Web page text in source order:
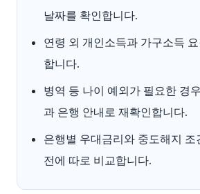
날짜를 확인합니다.
연령 외 개인소득과 가구소득
합니다.
병역 등 나이 예외가 필요한 경
과 은행 안내로 재확인합니다.
은행별 우대금리와 중도해지 조
전에 따로 비교합니다.